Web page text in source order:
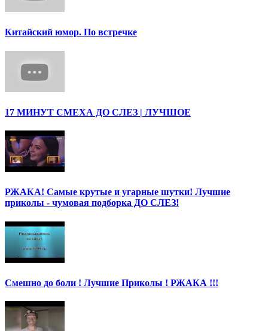
Китайский юмор. По встречке
17 МИНУТ СМЕХА ДО СЛЕЗ | ЛУЧШОЕ
РЖАКА! Самые крутые и угарные шутки! Лучшие
приколы - чумовая подборка ДО СЛЕЗ!
Смешно до боли ! Лучшие Приколы ! РЖАКА !!!